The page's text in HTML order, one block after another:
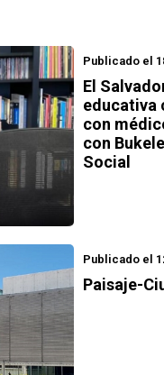
Publicado el
El
educativa
con
con
Social
Publicado el
Paisaje-